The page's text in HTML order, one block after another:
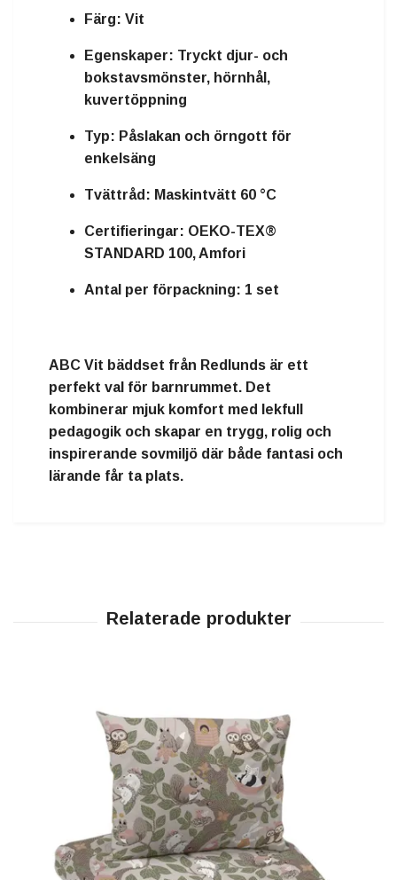
Färg: Vit
Egenskaper: Tryckt djur- och
bokstavsmönster, hörnhål,
kuvertöppning
Typ: Påslakan och örngott för
enkelsäng
Tvättråd: Maskintvätt 60 °C
Certifieringar: OEKO-TEX®
STANDARD 100, Amfori
Antal per förpackning: 1 set
ABC Vit bäddset från Redlunds är ett
perfekt val för barnrummet. Det
kombinerar mjuk komfort med lekfull
pedagogik och skapar en trygg, rolig och
inspirerande sovmiljö där både fantasi och
lärande får ta plats.